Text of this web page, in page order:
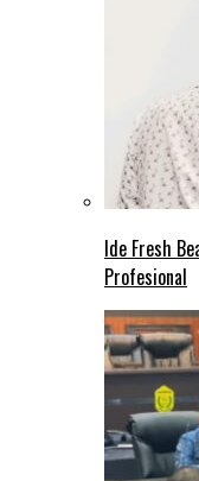
Ide Fresh
Profesional